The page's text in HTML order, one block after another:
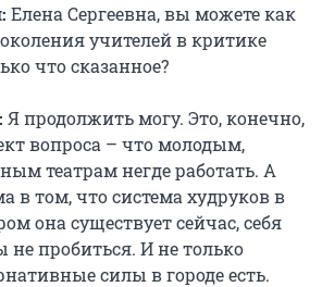
Елена Сергеевна, вы можете как
учителей в критике
что сказанное?
Я продолжить могу. Это, конечно,
вопроса – что молодым,
театрам негде работать. А
в том, что система худруков в
она существует сейчас, себя
не пробиться. И не только
силы в городе есть.